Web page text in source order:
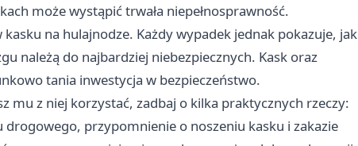
może wystąpić trwała niepełnosprawność.
na hulajnodze. Każdy wypadek jednak pokazuje, jak
należą do najbardziej niebezpiecznych. Kask oraz
tania inwestycja w bezpieczeństwo.
mu z niej korzystać, zadbaj o kilka praktycznych rzeczy:
przypomnienie o noszeniu kasku i zakazie